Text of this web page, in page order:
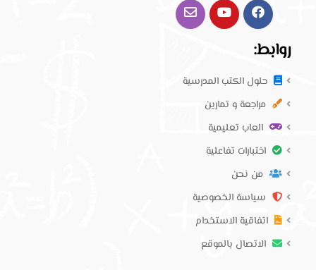
روابط:
حلول الكتب المدرسية
مراجعة و تمارين
العاب تعليمية
اختبارات تفاعلية
من نحن
سياسة الخصوصية
اتفاقية الاستخدام
الاتصال بالموقع